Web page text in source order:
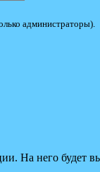
администраторы).
На него будет